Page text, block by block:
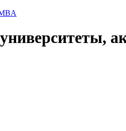
университеты,